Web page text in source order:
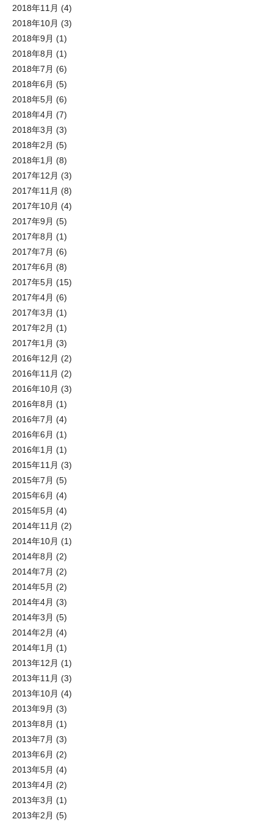
2018年11月 (4)
2018年10月 (3)
2018年9月 (1)
2018年8月 (1)
2018年7月 (6)
2018年6月 (5)
2018年5月 (6)
2018年4月 (7)
2018年3月 (3)
2018年2月 (5)
2018年1月 (8)
2017年12月 (3)
2017年11月 (8)
2017年10月 (4)
2017年9月 (5)
2017年8月 (1)
2017年7月 (6)
2017年6月 (8)
2017年5月 (15)
2017年4月 (6)
2017年3月 (1)
2017年2月 (1)
2017年1月 (3)
2016年12月 (2)
2016年11月 (2)
2016年10月 (3)
2016年8月 (1)
2016年7月 (4)
2016年6月 (1)
2016年1月 (1)
2015年11月 (3)
2015年7月 (5)
2015年6月 (4)
2015年5月 (4)
2014年11月 (2)
2014年10月 (1)
2014年8月 (2)
2014年7月 (2)
2014年5月 (2)
2014年4月 (3)
2014年3月 (5)
2014年2月 (4)
2014年1月 (1)
2013年12月 (1)
2013年11月 (3)
2013年10月 (4)
2013年9月 (3)
2013年8月 (1)
2013年7月 (3)
2013年6月 (2)
2013年5月 (4)
2013年4月 (2)
2013年3月 (1)
2013年2月 (5)